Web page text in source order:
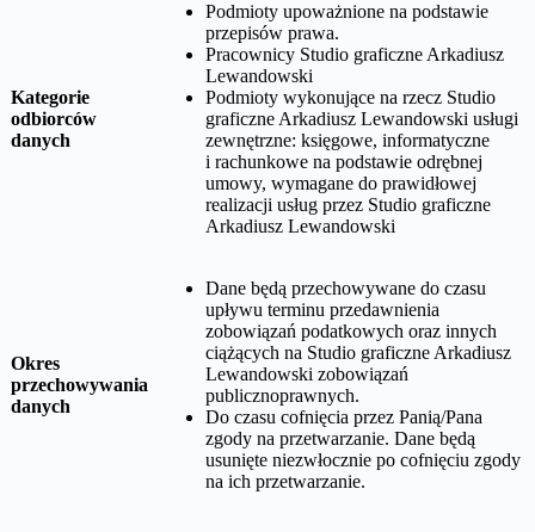
Kategorie
odbiorców
danych
Podmioty upoważnione na podstawie
przepisów prawa.
Pracownicy Studio graficzne Arkadiusz
Lewandowski
Podmioty wykonujące na rzecz Studio
graficzne Arkadiusz Lewandowski usługi
zewnętrzne: księgowe, informatyczne
i rachunkowe na podstawie odrębnej
umowy, wymagane do prawidłowej
realizacji usług przez Studio graficzne
Arkadiusz Lewandowski
Okres
przechowywania
danych
Dane będą przechowywane do czasu
upływu terminu przedawnienia
zobowiązań podatkowych oraz innych
ciążących na Studio graficzne Arkadiusz
Lewandowski zobowiązań
publicznoprawnych.
Do czasu cofnięcia przez Panią/Pana
zgody na przetwarzanie. Dane będą
usunięte niezwłocznie po cofnięciu zgody
na ich przetwarzanie.